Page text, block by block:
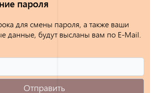
пароля
для смены пароля, а также ваши
данные, будут высланы вам по E-Mail.